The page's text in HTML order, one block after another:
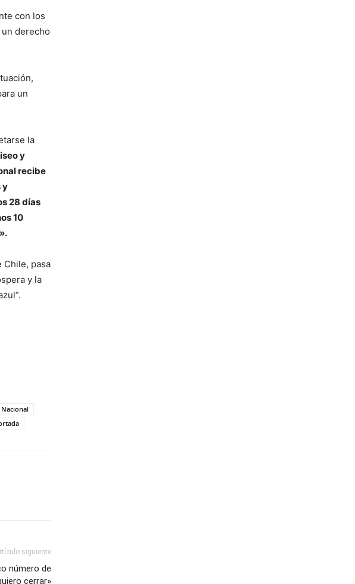
con los
derecho
un
la
y
recibe
y
28 días
10
Chile, pasa
y la
Nacional
siguiente
número de
cerrar»